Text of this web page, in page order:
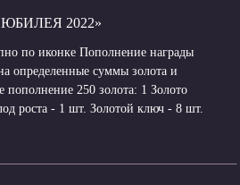
2022»
по иконке Пополнение награды
определенные суммы золота и
пополнение 250 золота: 1 Золото
роста - 1 шт. Золотой ключ - 8 шт.